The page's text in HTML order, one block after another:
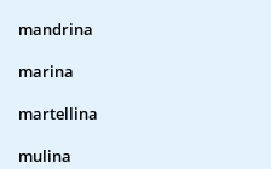
mandrina
marina
martellina
mulina